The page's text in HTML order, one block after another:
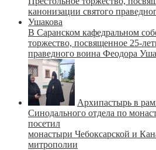
В Саранском кафедральном
торжество, посвященное 25-
праведного воина Феодора
Архипастырь в
Синодального отдела по
посетил
монастыри Чебоксарской и
митрополии